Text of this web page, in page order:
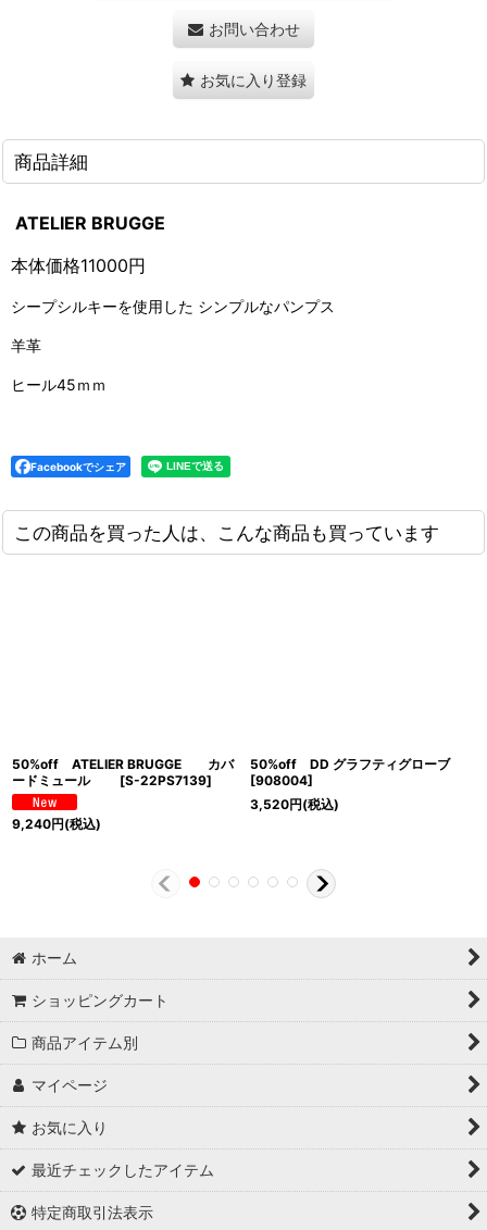
お問い合わせ
お気に入り登録
商品詳細
ATELIER BRUGGE
本体価格11000円
シープシルキーを使用した シンプルなパンプス
羊革
ヒール45ｍｍ
Facebookでシェア
この商品を買った人は、こんな商品も買っています
50%off ATELIER BRUGGE カバ
ードミュール
[S-22PS7139]
9,240円(税込)
50%off DD グラフティグローブ
[908004]
3,520円(税込)
ホーム
ショッピングカート
商品アイテム別
マイページ
お気に入り
最近チェックしたアイテム
特定商取引法表示